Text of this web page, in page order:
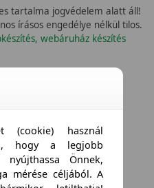
tartalma jogvédelem alatt áll!
írásos engedélye nélkül tilos.
webáruház készítés
(cookie) használ
hogy a legjobb
nyújthassa Önnek,
mérése céljából. A